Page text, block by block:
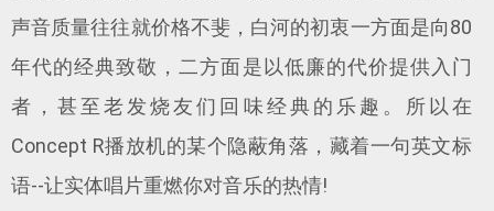
声音质量往往就价格不斐，白河的初衷一方面是向80
年代的经典致敬，二方面是以低廉的代价提供入门
者，甚至老发烧友们回味经典的乐趣。所以在
Concept R播放机的某个隐蔽角落，藏着一句英文标
语--让实体唱片重燃你对音乐的热情!